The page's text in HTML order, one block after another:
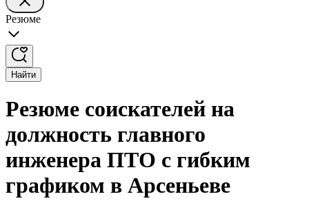
Резюме
Найти
Резюме соискателей на
должность главного
инженера ПТО с гибким
графиком в Арсеньеве